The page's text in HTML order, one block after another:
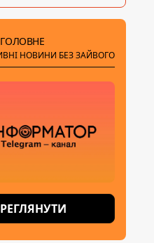
НОВИНИ БЕЗ ЗАЙВОГО